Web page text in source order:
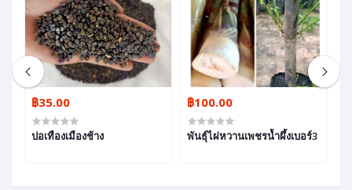
฿35.00
ปอเทืองเมืองช้าง
฿100.00
พันธุ์ไผ่หวานเพชรน้ำผึ้งเบอร์3